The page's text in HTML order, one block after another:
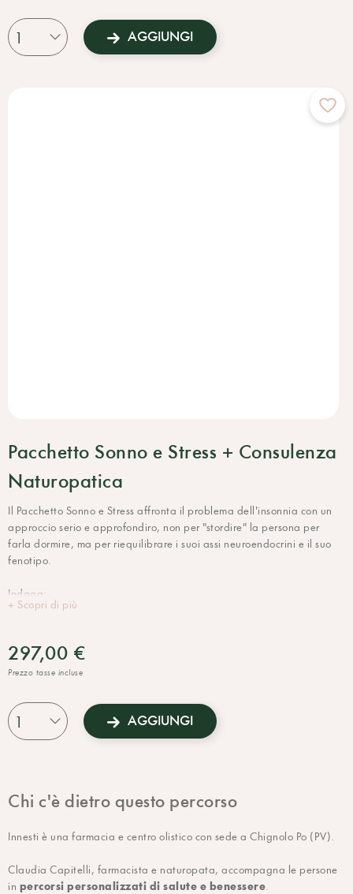
professionista della salute opportunamente formato, permette di
identificare il fenotipo circadiano della persona, il fenotipo dello
stress e il tipo di insonnia di cui soffre. In questo modo, la strategia
AGGIUNGI
Pacchetto Sonno e Stress + Consulenza
Naturopatica
Il Pacchetto Sonno e Stress affronta il problema dell'insonnia con un
approccio serio e approfondiro, non per "stordire" la persona per
farla dormire, ma per riequilibrare i suoi assi neuroendocrini e il suo
fenotipo.
Indaga:
- i livelli di ormoni coinvolti nello stato di veglia e sonno (DHEA,
- l'indice DLMO (Dim Light Melatonin Onset), un parametro molto
specifico utilizzato sempre più spesso nella medicina del sonno.
Capitelli, permette di identificare il fenotipo circadiano della
persona, il fenotipo dello stress e il tipo di insonnia di cui soffre; di
inserire l'insonnia all'interno di un quadro più ampio e chiaro che
Salute.
Dopo la Consulenza Naturopatica, sarà possibile definire un percorso
sulla persona, ed essere accompagnati e seguiti personalmente nel
qualità di vita adeguata.
+ Scopri di più
297,00 €
Prezzo tasse incluse
AGGIUNGI
Chi c'è dietro questo percorso
Innesti è una farmacia e centro olistico con sede a Chignolo Po (PV).
Claudia Capitelli, farmacista e naturopata, accompagna le persone
in percorsi personalizzati di salute e benessere.